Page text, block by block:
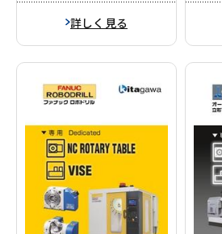
詳しく見る